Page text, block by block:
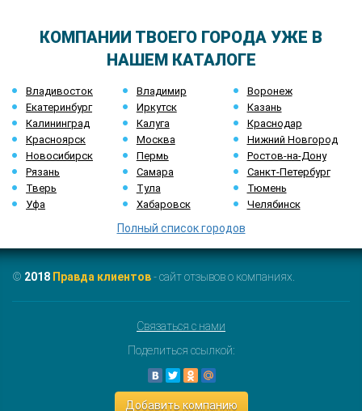
КОМПАНИИ ТВОЕГО ГОРОДА УЖЕ В
НАШЕМ КАТАЛОГЕ
Владивосток Владимир
Воронеж
Екатеринбург
Иркутск
Казань
Калининград
Калуга
Краснодар
Красноярск
Москва
Нижний Новгород
Новосибирск
Пермь
Ростов-на-Дону
Рязань
Самара
Санкт-Петербург
Тверь
Тула
Тюмень
Уфа
Хабаровск Челябинск
Полный список городов
© 2018 Правда клиентов- сайт отзывов о компаниях.
Связаться с нами
Поделиться ссылкой:
Добавить компанию